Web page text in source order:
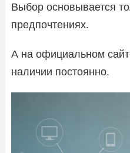
Выбор основывается
предпочтениях.
А на официальном
наличии постоянно.